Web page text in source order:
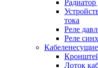
Радиатор
тока
Реле
Реле
Лоток